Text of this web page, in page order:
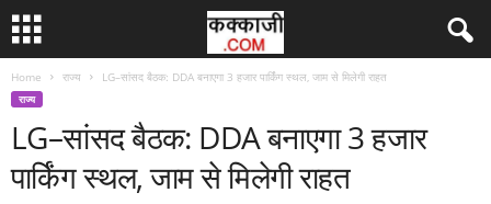
Home राज्य LG–सांसद बैठक: DDA बनाएगा 3 हजार पार्किंग स्थल, जाम से मिलेगी राहत
राज्य
LG–सांसद बैठक: DDA बनाएगा 3 हजार
पार्किंग स्थल, जाम से मिलेगी राहत